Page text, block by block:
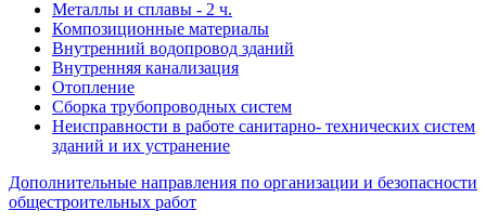
Металлы и сплавы - 2 ч.
Композиционные материалы
Внутренний водопровод зданий
Внутренняя канализация
Отопление
Сборка трубопроводных систем
Неисправности в работе санитарно- технических систем
зданий и их устранение
Дополнительные направления по организации и безопасности
общестроительных работ